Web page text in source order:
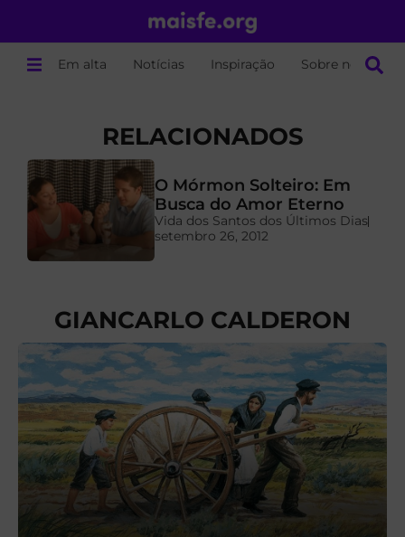
Em alta Notícias Inspiração Sobre nós
RELACIONADOS
O Mórmon Solteiro: Em
Busca do Amor Eterno
Vida dos Santos dos Últimos Dias
setembro 26, 2012
GIANCARLO CALDERON